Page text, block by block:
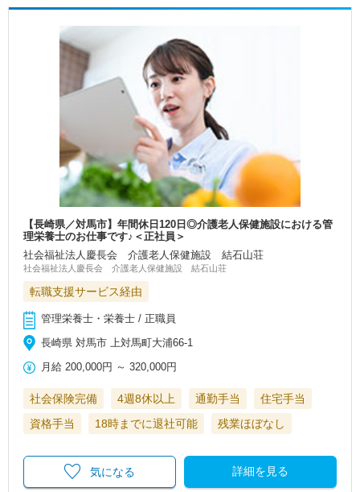
【長崎県／対馬市】年間休日120日◎介護老人保健施設における管
理栄養士のお仕事です♪＜正社員＞
社会福祉法人慶長会 介護老人保健施設 結石山荘
社会福祉法人慶長会 介護老人保健施設 結石山荘
転職支援サービス経由
管理栄養士・栄養士 / 正職員
長崎県 対馬市 上対馬町大浦66‐1
月給 200,000円 ～320,000円
社会保険完備 4週8休以上 通勤手当
住宅手当
資格手当
18時までに退社可能 残業ほぼなし
詳細を見る
気になる